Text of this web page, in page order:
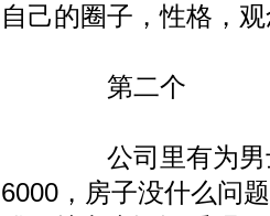
自己的圈子，性格，
第二个
公司里有为男士不
6000，房子没什么问